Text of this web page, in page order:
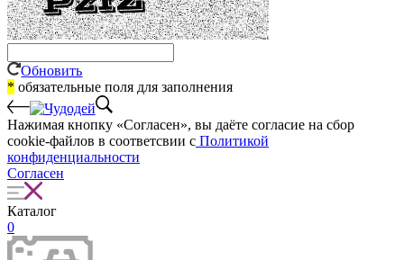
Обновить
* обязательные поля для заполнения
Нажимая кнопку «Согласен», вы даёте cогласие на сбор
cookie-файлов в соответсвии с Политикой
конфиденциальности
Согласен
Каталог
0